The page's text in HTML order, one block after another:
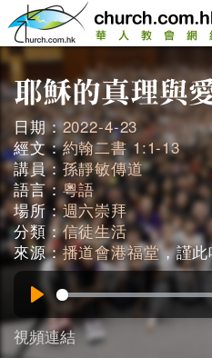
日期：2022-4-23
經文：約翰二書 1:1-13
講員： 孫靜敏傳道
語言：粵語
場所：週六崇拜
分類：信徒生活
來源：播道會港福堂，謹
視頻連結